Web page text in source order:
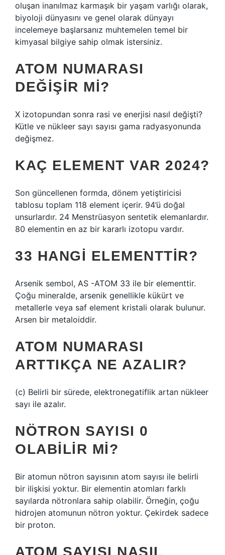
oluşan inanılmaz karmaşık bir yaşam varlığı olarak,
biyoloji dünyasını ve genel olarak dünyayı
incelemeye başlarsanız muhtemelen temel bir
kimyasal bilgiye sahip olmak istersiniz.
ATOM NUMARASI
DEĞIŞIR MI?
X izotopundan sonra rasi ve enerjisi nasıl değişti?
Kütle ve nükleer sayı sayısı gama radyasyonunda
değişmez.
KAÇ ELEMENT VAR 2024?
Son güncellenen formda, dönem yetiştiricisi
tablosu toplam 118 element içerir. 94’ü doğal
unsurlardır. 24 Menstrüasyon sentetik elemanlardır.
80 elementin en az bir kararlı izotopu vardır.
33 HANGI ELEMENTTIR?
Arsenik sembol, AS -ATOM 33 ile bir elementtir.
Çoğu mineralde, arsenik genellikle kükürt ve
metallerle veya saf element kristali olarak bulunur.
Arsen bir metaloiddir.
ATOM NUMARASI
ARTTIKÇA NE AZALIR?
(c) Belirli bir sürede, elektronegatiflik artan nükleer
sayı ile azalır.
NÖTRON SAYISI 0
OLABILIR MI?
Bir atomun nötron sayısının atom sayısı ile belirli
bir ilişkisi yoktur. Bir elementin atomları farklı
sayılarda nötronlara sahip olabilir. Örneğin, çoğu
hidrojen atomunun nötron yoktur. Çekirdek sadece
bir proton.
ATOM SAYISI NASIL